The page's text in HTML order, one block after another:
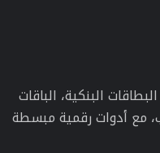
البنكية، الباقات
مع أدوات رقمية مبسطة